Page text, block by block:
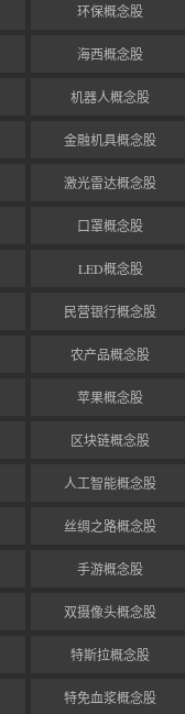
环保概念股
海西概念股
机器人概念股
金融机具概念股
激光雷达概念股
口罩概念股
LED概念股
民营银行概念股
农产品概念股
苹果概念股
区块链概念股
人工智能概念股
丝绸之路概念股
手游概念股
双摄像头概念股
特斯拉概念股
特免血浆概念股